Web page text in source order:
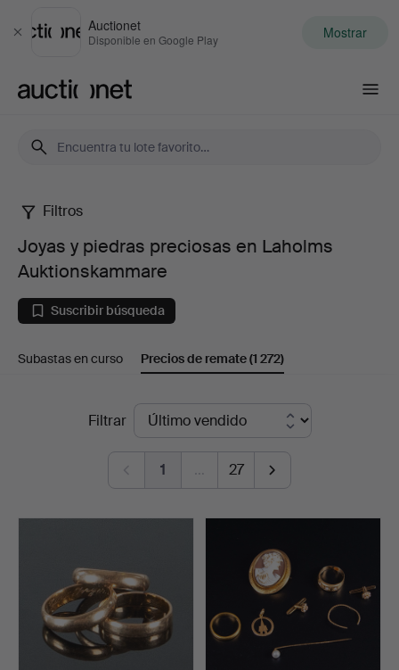
Cerrar
Auctionet
Disponible en Google Play Mostrar
Joyas
piedras
preciosas
Laholms
Auktionskammare
Filtros
Joyas y piedras preciosas en Laholms
Auktionskammare
Suscribir búsqueda
Subastas en curso Precios de remate(1 272)
Filtrar
1 … 27